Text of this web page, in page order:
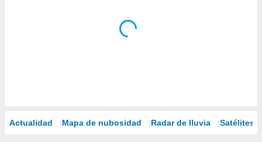
Actualidad Mapa de nubosidad Radar de lluvia Satélites